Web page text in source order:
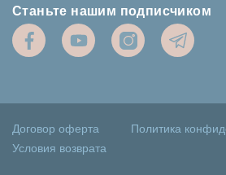
Станьте нашим подписчиком
Договор оферта
Политика
Условия возврата